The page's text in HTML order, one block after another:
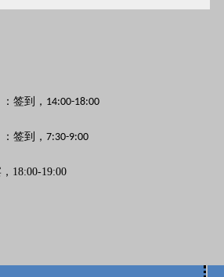
签到， 14:00-18:00
签到， 7:30-9:00
18:00-19:00